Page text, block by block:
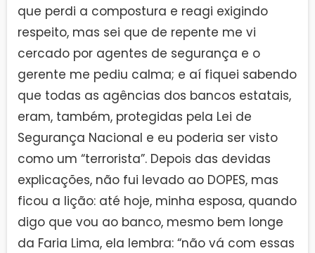
que perdi a compostura e reagi exigindo
respeito, mas sei que de repente me vi
cercado por agentes de segurança e o
gerente me pediu calma; e aí fiquei sabendo
que todas as agências dos bancos estatais,
eram, também, protegidas pela Lei de
Segurança Nacional e eu poderia ser visto
como um “terrorista”. Depois das devidas
explicações, não fui levado ao DOPES, mas
ficou a lição: até hoje, minha esposa, quando
digo que vou ao banco, mesmo bem longe
da Faria Lima, ela lembra: “não vá com essas